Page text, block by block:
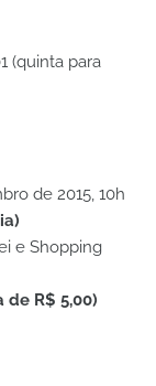
(quinta para
de 2015, 10h
e Shopping
R$ 5,00)